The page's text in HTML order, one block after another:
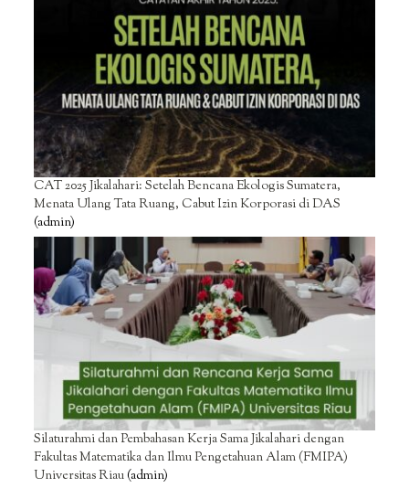
CAT 2025 Jikalahari: Setelah Bencana Ekologis Sumatera,
Menata Ulang Tata Ruang, Cabut Izin Korporasi di DAS
(admin)
Silaturahmi dan Pembahasan Kerja Sama Jikalahari dengan
Fakultas Matematika dan Ilmu Pengetahuan Alam (FMIPA)
Universitas Riau(admin)